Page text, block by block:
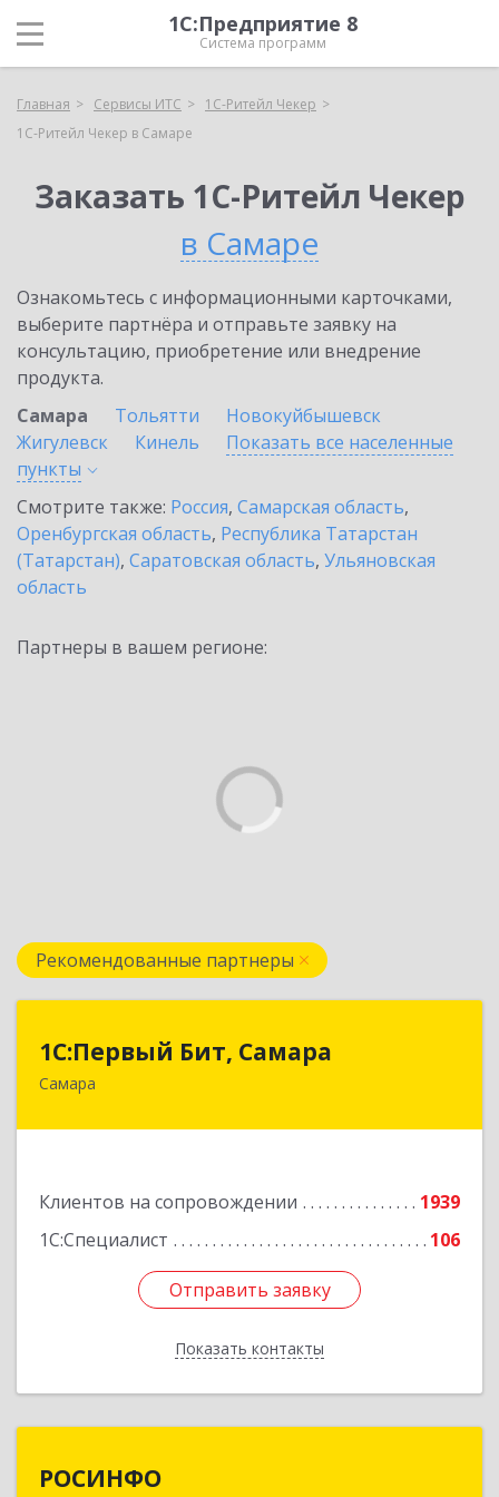
1С:Предприятие 8
Система программ
Главная Сервисы ИТС
1C-Ритейл Чекер
1C-Ритейл Чекер в Самаре
Заказать 1C-Ритейл Чекер
в Самаре
Ознакомьтесь с информационными карточками,
выберите партнёра и отправьте заявку на
консультацию, приобретение или внедрение
продукта.
Самара
Тольятти
Новокуйбышевск
Жигулевск
Кинель
Показать все населенные
пункты
Смотрите также: Россия, Самарская область,
Оренбургская область, Республика Татарстан
(Татарстан), Саратовская область, Ульяновская
область
Партнеры в вашем регионе:
Рекомендованные партнеры
1С:Первый Бит, Самара
Самара
Клиентов на сопровождении
1939
1С:Специалист
106
Отправить заявку
Показать контакты
1С:Первый Бит, Самара
443013, Самарская обл, Самара г, Дачная ул,
Отправить заявку
Назад
РОСИНФО